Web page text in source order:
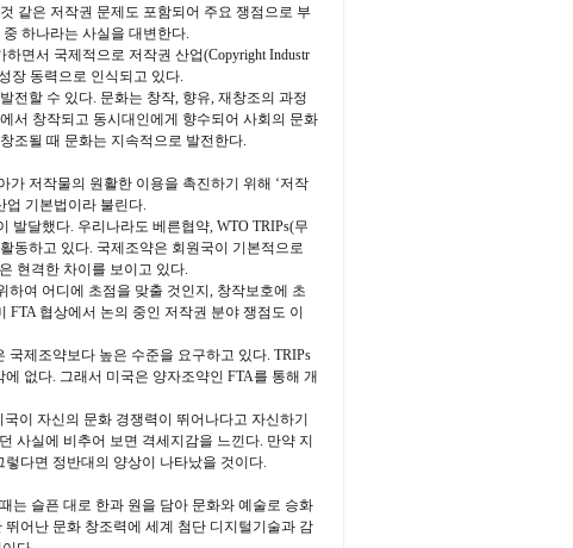
같은 저작권 문제도 포함되어 주요 쟁점으로 부
하나라는 사실을 대변한다.
면서 국제적으로 저작권 산업(Copyright Industr
장 동력으로 인식되고 있다.
전할 수 있다. 문화는 창작, 향유, 재창조의 과정
서 창작되고 동시대인에게 향수되어 사회의 문화
조될 때 문화는 지속적으로 발전한다.
가 저작물의 원활한 이용을 촉진하기 위해 ‘저작
업 기본법이라 불린다.
발달했다. 우리나라도 베른협약, WTO TRIPs(무
동하고 있다. 국제조약은 회원국이 기본적으로
현격한 차이를 보이고 있다.
여 어디에 초점을 맞출 것인지, 창작보호에 초
협상에서 논의 중인 저작권 분야 쟁점도 이
제조약보다 높은 수준을 요구하고 있다. TRIPs
없다. 그래서 미국은 양자조약인 FTA를 통해 개
이 자신의 문화 경쟁력이 뛰어나다고 자신하기
사실에 비추어 보면 격세지감을 느낀다. 만약 지
다면 정반대의 양상이 나타났을 것이다.
는 슬픈 대로 한과 원을 담아 문화와 예술로 승화
어난 문화 창조력에 세계 첨단 디지털기술과 감